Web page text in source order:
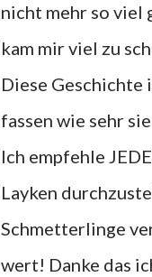
nicht mehr so viel
kam mir viel zu
Diese Geschichte
fassen wie sehr
Ich empfehle
Layken
Schmetterlinge
wert! Danke das